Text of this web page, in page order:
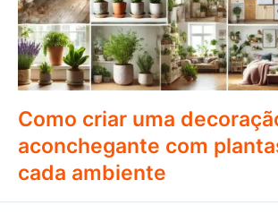
Como criar uma
aconchegante com
cada ambiente